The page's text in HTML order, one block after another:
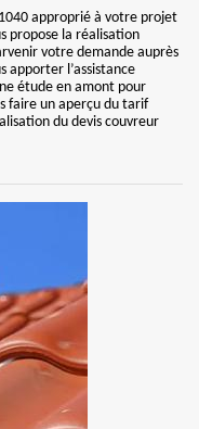
approprié à votre projet
propose la réalisation
votre demande auprès
apporter l’assistance
étude en amont pour
faire un aperçu du tarif
du devis couvreur